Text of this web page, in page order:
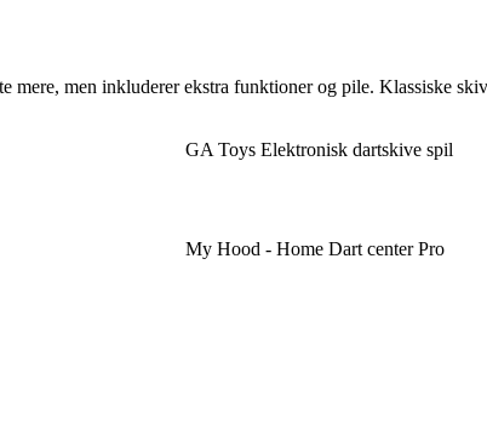
men inkluderer ekstra funktioner og pile. Klassiske
GA Toys Elektronisk dartskive spil
My Hood - Home Dart center Pro